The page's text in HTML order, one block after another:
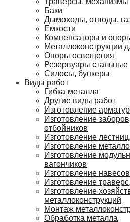
Баки
Дымоходы, отводы,
Емкости
Компенсаторы и
Металлоконструкции
Опоры освещения
Резервуары стальные
Силосы, бункеры
Виды работ
Гибка металла
Другие виды работ
Изготовление
Изготовление
отбойников
Изготовление
Изготовление
Изготовление
вагончиков
Изготовление
Изготовление
Изготовление
металлоконструкций
Монтаж
Обработка металла